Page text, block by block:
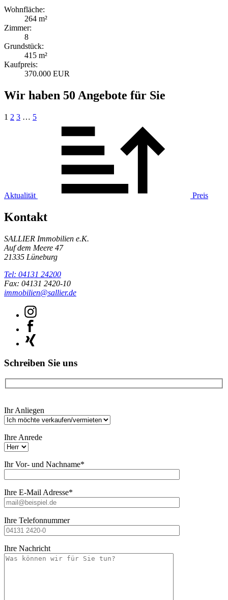
Wohnfläche:
264 m²
Zimmer:
8
Grundstück:
415 m²
Kaufpreis:
370.000 EUR
Wir haben 50 Angebote für Sie
1 2 3 … 5
Aktualität Preis
Kontakt
SALLIER Immobilien e.K.
Auf dem Meere 47
21335 Lüneburg
Tel: 04131 24200
Fax: 04131 2420-10
immobilien@sallier.de
Schreiben Sie uns
lasse
dieses
leer.
Ihr Anliegen
Ihre Anrede
Ihr Vor- und Nachname*
Ihre E-Mail Adresse*
Ihre Telefonnummer
Ihre Nachricht